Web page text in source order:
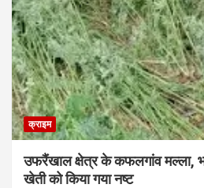
क्राइम
उफरैंखाल क्षेत्र के कफलगांव मल्ला,
खेती को किया गया नष्ट